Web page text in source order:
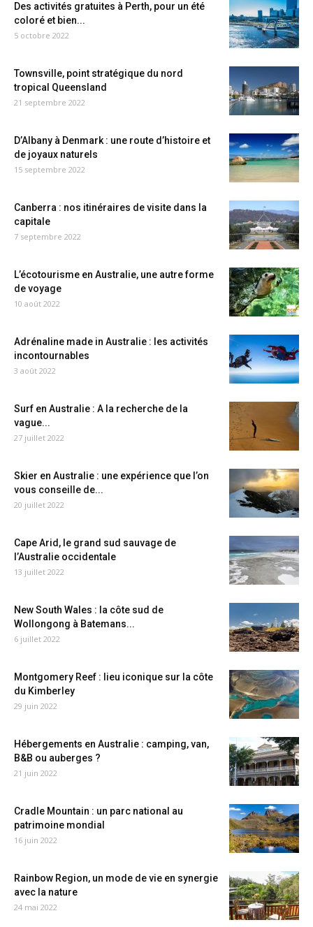
Des activités gratuites à Perth, pour un été
coloré et bien...
5 octobre 2022
Townsville, point stratégique du nord
tropical Queensland
21 septembre 2022
D’Albany à Denmark : une route d’histoire et
de joyaux naturels
15 septembre 2022
Canberra : nos itinéraires de visite dans la
capitale
7 septembre 2022
L’écotourisme en Australie, une autre forme
de voyage
10 août 2022
Adrénaline made in Australie : les activités
incontournables
3 août 2022
Surf en Australie : A la recherche de la
vague...
27 juillet 2022
Skier en Australie : une expérience que l’on
vous conseille de...
20 juillet 2022
Cape Arid, le grand sud sauvage de
l’Australie occidentale
13 juillet 2022
New South Wales : la côte sud de
Wollongong à Batemans...
6 juillet 2022
Montgomery Reef : lieu iconique sur la côte
du Kimberley
29 juin 2022
Hébergements en Australie : camping, van,
B&B ou auberges ?
21 juin 2022
Cradle Mountain : un parc national au
patrimoine mondial
16 juin 2022
Rainbow Region, un mode de vie en synergie
avec la nature
24 mai 2022